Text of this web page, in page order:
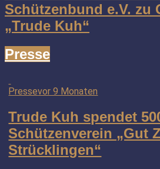
Schützenbund e.V. zu
„Trude Kuh“
Presse
Pressevor 9 Monaten
Trude Kuh spendet
Schützenverein „Gut
Strücklingen“